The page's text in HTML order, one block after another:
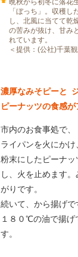
晩秋から初冬に落花
「ぼっち」。収穫し
し、北風に当てて乾
の苦みが抜け、甘み
れています。
＜提供：(公社)千葉
濃厚なみそピーと
ピーナッツの食感
市内のお食事処で
ライパンを火にか
粉末にしたピーナ
し、火を止めます
がりです。
続いて、から揚げで
１８０℃の油で揚げ
す。